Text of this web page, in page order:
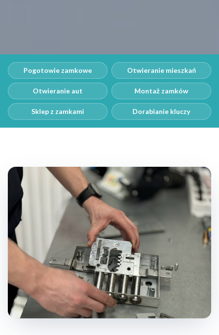
Pogotowie zamkowe Otwieranie mieszkań
Otwieranie aut Montaż zamków
Sklep z zamkami Dorabianie kluczy